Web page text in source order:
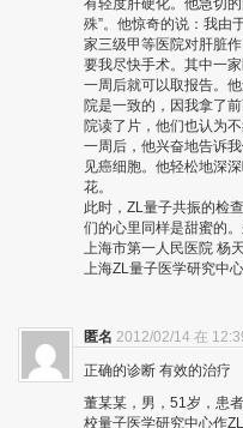
有轻度肝硬化。他急切
殊”。他惊奇的说：我由
家三级甲等医院对肝脏
要我尽快手术。其中一
一周后就可以取报告。
院是一致的，因我拿了
院读了片，他们也认为
一周后，他兴奋地告诉
见癌细胞。他轻松地深
花。
此时，ZL量子共振的检
们的心里同样是甜蜜的
上海市第一人民医院 杨
上海ZL量子医学研究中
匿名 2012/02/14 在
正确的诊断 有效的治疗
董某某，男，51岁，患
校量子医学研究中心作